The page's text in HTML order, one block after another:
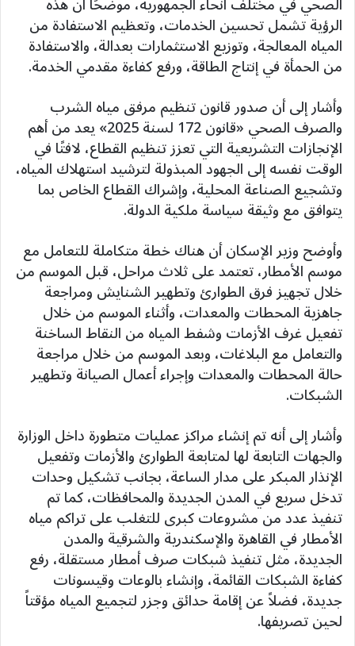
الرؤية تشمل تحسين الخدمات، وتعظيم الاستفادة من
المياه المعالجة، وتوزيع الاستثمارات بعدالة، والاستفادة
من الحمأة في إنتاج الطاقة، ورفع كفاءة مقدمي الخدمة.
وأشار إلى أن صدور قانون تنظيم مرفق مياه الشرب
والصرف الصحي «قانون 172 لسنة 2025» يعد من أهم
الإنجازات التشريعية التي تعزز تنظيم القطاع، لافتًا في
الوقت نفسه إلى الجهود المبذولة لترشيد استهلاك المياه،
وتشجيع الصناعة المحلية، وإشراك القطاع الخاص بما
يتوافق مع وثيقة سياسة ملكية الدولة.
وأوضح وزير الإسكان أن هناك خطة متكاملة للتعامل مع
موسم الأمطار، تعتمد على ثلاث مراحل، قبل الموسم من
خلال تجهيز فرق الطوارئ وتطهير الشنايش ومراجعة
جاهزية المحطات والمعدات، وأثناء الموسم من خلال
تفعيل غرف الأزمات وشفط المياه من النقاط الساخنة
والتعامل مع البلاغات، وبعد الموسم من خلال مراجعة
حالة المحطات والمعدات وإجراء أعمال الصيانة وتطهير
الشبكات.
وأشار إلى أنه تم إنشاء مراكز عمليات متطورة داخل الوزارة
والجهات التابعة لها لمتابعة الطوارئ والأزمات وتفعيل
الإنذار المبكر على مدار الساعة، بجانب تشكيل وحدات
تدخل سريع في المدن الجديدة والمحافظات، كما تم
تنفيذ عدد من مشروعات كبرى للتغلب على تراكم مياه
الأمطار في القاهرة والإسكندرية والشرقية والمدن
الجديدة، مثل تنفيذ شبكات صرف أمطار مستقلة، رفع
كفاءة الشبكات القائمة، وإنشاء بالوعات وقيسونات
جديدة، فضلاً عن إقامة حدائق وجزر لتجميع المياه مؤقتاً
لحين تصريفها.